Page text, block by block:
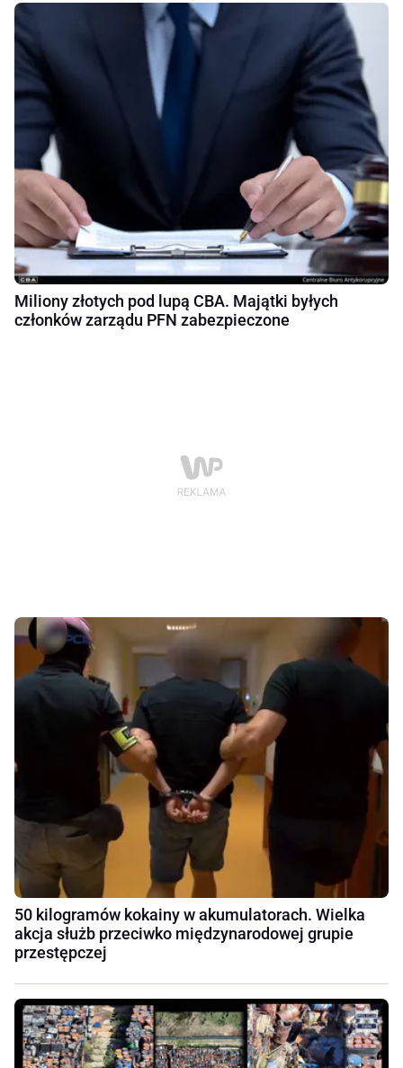
Miliony złotych pod lupą CBA. Majątki byłych
członków zarządu PFN zabezpieczone
50 kilogramów kokainy w akumulatorach. Wielka
akcja służb przeciwko międzynarodowej grupie
przestępczej